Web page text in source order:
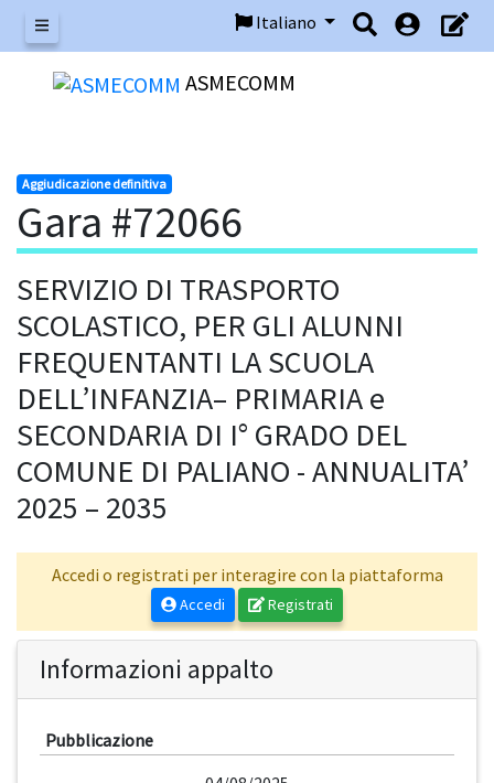
Menu
Italiano
ASMECOMM
Aggiudicazione definitiva
Gara #72066
SERVIZIO DI TRASPORTO
SCOLASTICO, PER GLI ALUNNI
FREQUENTANTI LA SCUOLA
DELL’INFANZIA– PRIMARIA e
SECONDARIA DI I° GRADO DEL
COMUNE DI PALIANO - ANNUALITA’
2025 – 2035
Accedi o registrati per interagire con la piattaforma
Accedi Registrati
Informazioni appalto
Pubblicazione